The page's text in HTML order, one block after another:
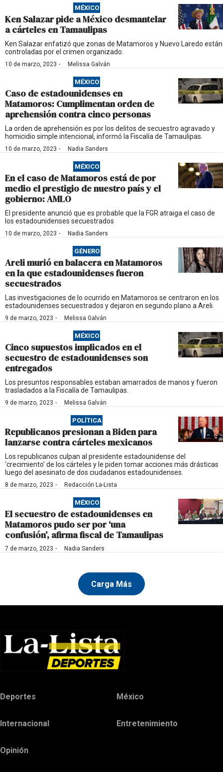
MÉXICO
Ken Salazar pide a México desmantelar
a cárteles en Tamaulipas
Ken Salazar enfatizó que zonas de Matamoros y Nuevo Laredo están
controladas por el crimen organizado.
10 de marzo, 2023 · Melissa Galván
MÉXICO
Caso de estadounidenses en
Matamoros: Cumplimentan orden de
aprehensión contra cinco personas
La orden de aprehensión es por los delitos de secuestro agravado y
homicidio simple intencional, informó la Fiscalía de Tamaulipas.
10 de marzo, 2023 · Nadia Sanders
MÉXICO
En el caso de Matamoros está de por
medio el prestigio de nuestro país y el
gobierno: AMLO
El presidente anunció que es probable que la FGR atraiga el caso de
los estadounidenses secuestrados
10 de marzo, 2023 · Nadia Sanders
GÉNERO
Areli murió en balacera en Matamoros
en la que estadounidenses fueron
secuestrados
Las investigaciones de lo ocurrido en Matamoros se centraron en los
estadounidenses secuestrados y dejaron en segundo plano a Areli.
9 de marzo, 2023 · Melissa Galván
MÉXICO
Cinco supuestos implicados en el
secuestro de estadounidenses son
entregados
Los presuntos responsables estaban amarrados de manos y fueron
trasladados a la Fiscalía de Tamaulipas.
9 de marzo, 2023 · Melissa Galván
POLÍTICA
Republicanos presionan a Biden para
lanzarse contra cárteles mexicanos
Los republicanos culpan al presidente estadounidense del
‘crecimiento’ de los cárteles y le piden tomar acciones más drásticas
luego del asesinato de dos ciudadanos estadounidenses.
8 de marzo, 2023 · Redacción La-Lista
MÉXICO
El secuestro de estadounidenses en
Matamoros pudo ser por ‘una
confusión’, afirma fiscal de Tamaulipas
7 de marzo, 2023 · Nadia Sanders
Carga Más
Deportes México
Internacional Entretenimiento
Opinión